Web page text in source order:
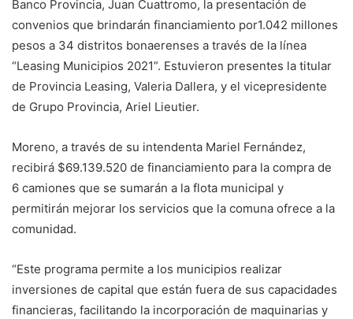
Banco Provincia, Juan Cuattromo, la presentación de
convenios que brindarán financiamiento por1.042 millones
pesos a 34 distritos bonaerenses a través de la línea
“Leasing Municipios 2021”. Estuvieron presentes la titular
de Provincia Leasing, Valeria Dallera, y el vicepresidente
de Grupo Provincia, Ariel Lieutier.
Moreno, a través de su intendenta Mariel Fernández,
recibirá $69.139.520 de financiamiento para la compra de
6 camiones que se sumarán a la flota municipal y
permitirán mejorar los servicios que la comuna ofrece a la
comunidad.
“Este programa permite a los municipios realizar
inversiones de capital que están fuera de sus capacidades
financieras, facilitando la incorporación de maquinarias y